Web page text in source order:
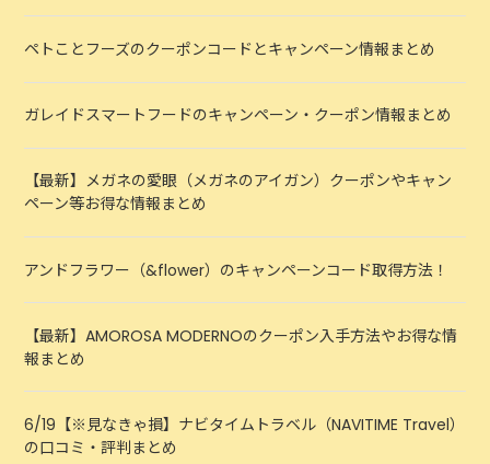
ペトことフーズのクーポンコードとキャンペーン情報まとめ
ガレイドスマートフードのキャンペーン・クーポン情報まとめ
【最新】メガネの愛眼（メガネのアイガン）クーポンやキャン
ペーン等お得な情報まとめ
アンドフラワー（&flower）のキャンペーンコード取得方法！
【最新】AMOROSA MODERNOのクーポン入手方法やお得な情
報まとめ
6/19【※見なきゃ損】ナビタイムトラベル（NAVITIME Travel）
の口コミ・評判まとめ